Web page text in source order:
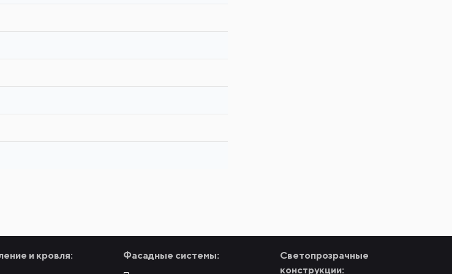
и кровля: Фасадные системы:
Светопрозрачные
конструкции: